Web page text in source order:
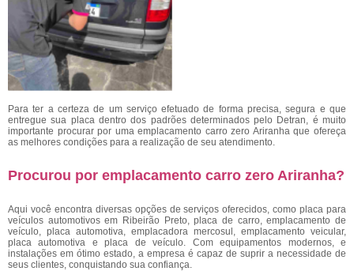
Para ter a certeza de um serviço efetuado de forma precisa, segura e que
entregue sua placa dentro dos padrões determinados pelo Detran, é muito
importante procurar por uma emplacamento carro zero Ariranha que ofereça
as melhores condições para a realização de seu atendimento.
Procurou por emplacamento carro zero Ariranha?
Aqui você encontra diversas opções de serviços oferecidos, como placa para
veículos automotivos em Ribeirão Preto, placa de carro, emplacamento de
veículo, placa automotiva, emplacadora mercosul, emplacamento veicular,
placa automotiva e placa de veículo. Com equipamentos modernos, e
instalações em ótimo estado, a empresa é capaz de suprir a necessidade de
seus clientes, conquistando sua confiança.